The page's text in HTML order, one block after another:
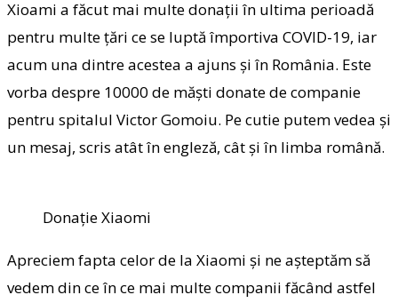
Xioami a făcut mai multe donații în ultima perioadă
pentru multe țări ce se luptă împortiva COVID-19, iar
acum una dintre acestea a ajuns și în România. Este
vorba despre 10000 de măști donate de companie
pentru spitalul Victor Gomoiu. Pe cutie putem vedea și
un mesaj, scris atât în engleză, cât și în limba română.
Donație Xiaomi
Apreciem fapta celor de la Xiaomi și ne așteptăm să
vedem din ce în ce mai multe companii făcând astfel